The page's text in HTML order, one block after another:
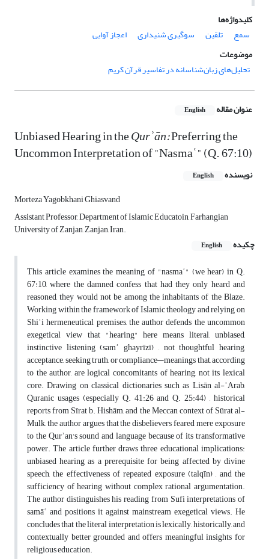
کلیدواژه‌ها
سمع
تلقین سوگیری شنیداری
اعجاز آوایی
موضوعات
تحلیل‌های زبان‌شناسانه در تفاسیر قرآن کریم
عنوان مقاله English
Unbiased Hearing in theQurʾān:Preferring the
Uncommon Interpretation of "Nasmaʿ" (Q. 67:10)
نویسنده English
Morteza Yagobkhani Ghiasvand
Assistant Professor, Department of Islamic Educatoin, Farhangian
University of Zanjan, Zanjan, Iran.
چکیده
English
This article examines the meaning of "nasmaʿ" (we hear) in Q.
67:10, where the damned confess that had they only heard and
reasoned, they would not be among the inhabitants of the Blaze.
Working within the framework of Islamic theology and relying on
Shiʿi hermeneutical premises, the author defends the uncommon
exegetical view that "hearing" here means literal, unbiased,
instinctive listening (samʿ ghayrīzī) , not thoughtful hearing,
acceptance, seeking truth, or compliance—meanings that, according
to the author, are logical concomitants of hearing, not its lexical
core. Drawing on classical dictionaries such as Lisān al-ʿArab,
Quranic usages (especially Q. 41:26 and Q. 25:44) , historical
reports from Sīrat b. Hishām, and the Meccan context of Sūrat al-
Mulk, the author argues that the disbelievers feared mere exposure
to the Qurʾan's sound and language because of its transformative
power. The article further draws three educational implications:
unbiased hearing as a prerequisite for being affected by divine
speech, the effectiveness of repeated exposure (talqīn) , and the
sufficiency of hearing without complex rational argumentation.
The author distinguishes his reading from Sufi interpretations of
samāʿ and positions it against mainstream exegetical views. He
concludes that the literal interpretation is lexically, historically, and
contextually better grounded and offers meaningful insights for
religious education.